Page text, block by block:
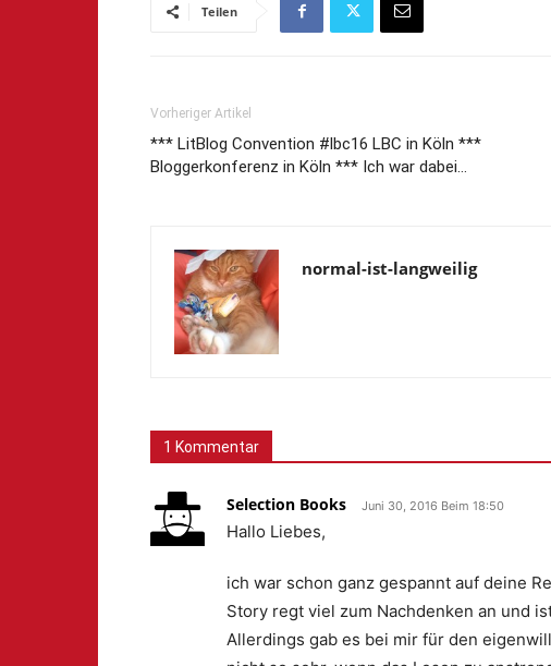
Teilen
Vorheriger Artikel
*** LitBlog Convention #lbc16 LBC in Köln ***
Bloggerkonferenz in Köln *** Ich war dabei…
normal-ist-langweilig
1 Kommentar
Selection Books Juni 30, 2016 Beim 18:50
Hallo Liebes,
ich war schon ganz gespannt auf deine
Story regt viel zum Nachdenken an und
Allerdings gab es bei mir für den